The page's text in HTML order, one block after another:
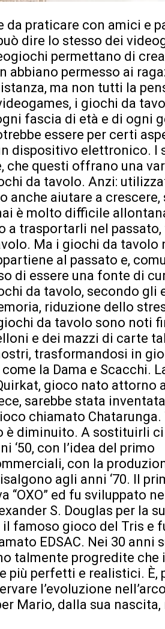
da praticare con amici e
dire lo stesso dei
permettano di
abbiano permesso ai
ma non tutti la
i giochi da
fascia di età e di ogni
essere per certi
dispositivo elettronico. I
che questi offrano una
da tavolo. Anzi:
anche aiutare a crescere,
è molto difficile
a trasportarli nel
Ma i giochi da tavolo
al passato e,
di essere una fonte di
da tavolo, secondo gli
riduzione dello
da tavolo sono noti
e dei mazzi di carte
trasformandosi in
la Dama e Scacchi.
gioco nato attorno
sarebbe stata inventata
chiamato Chatarunga.
è diminuito. A sostituirli
‘50, con l’idea del primo
con la
agli anni ‘70. Il
ed fu sviluppato
S. Douglas per la
famoso gioco del Tris e
EDSAC. Nei 30 anni
talmente progredite che i
più perfetti e realistici. È,
l’evoluzione
Mario, dalla sua nascita,